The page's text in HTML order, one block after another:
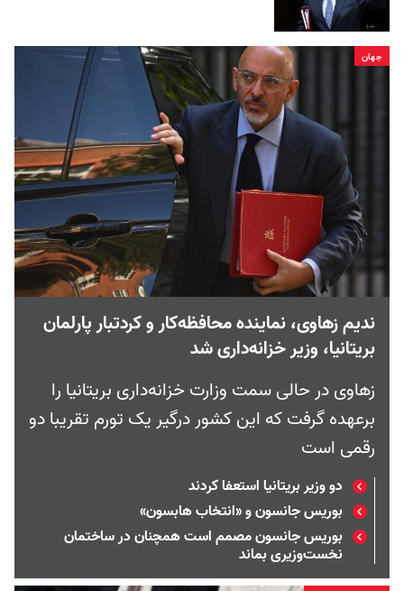
جهان
ندیم زهاوی، نماینده محافظه‌‌کار و کردتبار پارلمان
بریتانیا، وزیر خزانه‌داری شد
زهاوی در حالی سمت وزارت خزانه‌داری بریتانیا را
برعهده گرفت که این کشور درگیر یک تورم تقریبا دو
رقمی است
دو وزیر بریتانیا استعفا کردند
بوریس جانسون و «انتخاب هابسون»
بوریس جانسون مصمم است همچنان در ساختمان
نخست‌وزیری بماند